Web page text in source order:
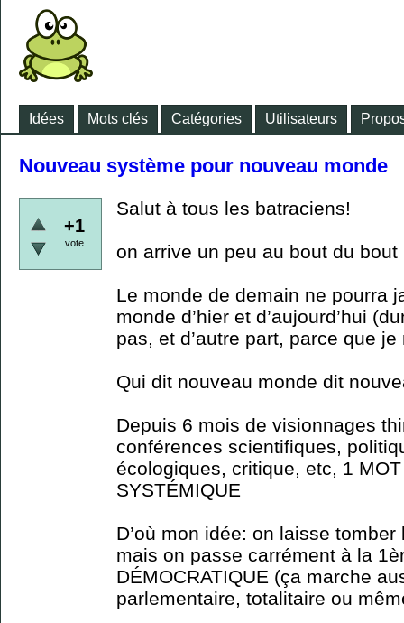
Idées Mots clés Catégories Utilisateurs
Nouveau système pour nouveau monde
+1
vote
Salut à tous les batraciens!
on arrive un peu au bout du bout
Le monde de demain ne pourra
monde d’hier et d’aujourd’hui
pas, et d’autre part, parce que je
Qui dit nouveau monde dit
Depuis 6 mois de visionnages
conférences scientifiques,
écologiques, critique, etc, 1
SYSTÉMIQUE
D’où mon idée: on laisse tomber
mais on passe carrément à la
DÉMOCRATIQUE (ça marche
parlementaire, totalitaire ou